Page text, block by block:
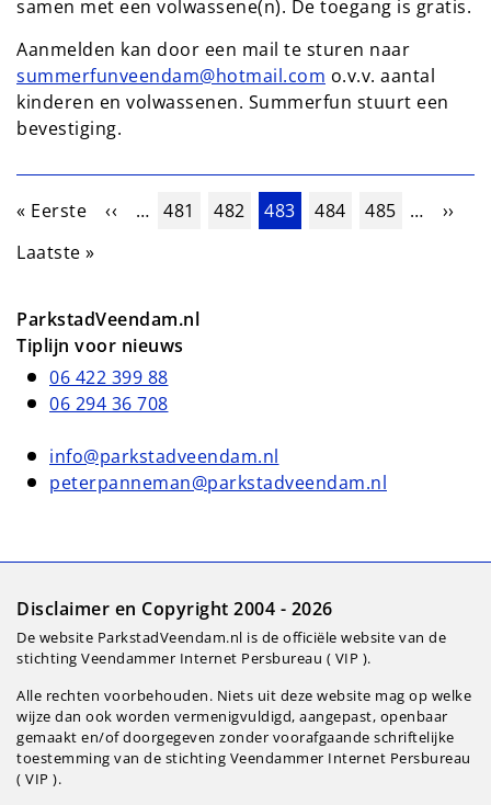
samen met een volwassene(n). De toegang is gratis.
Aanmelden kan door een mail te sturen naar
summerfunveendam@hotmail.com o.v.v. aantal
kinderen en volwassenen. Summerfun stuurt een
bevestiging.
Paginering
Eerste pagina
« Eerste Vorige pagina
‹‹ … Pagina
481 Pagina
482 Huidige pagina
483 Pagina
484 Pagina
485 …
››
Laatste pagina
Laatste »
ParkstadVeendam.nl
Tiplijn voor nieuws
06 422 399 88
06 294 36 708
info@parkstadveendam.nl
peterpanneman@parkstadveendam.nl
Disclaimer en Copyright 2004 - 2026
De website ParkstadVeendam.nl is de officiële website van de
stichting Veendammer Internet Persbureau ( VIP ).
Alle rechten voorbehouden. Niets uit deze website mag op welke
wijze dan ook worden vermenigvuldigd, aangepast, openbaar
gemaakt en/of doorgegeven zonder voorafgaande schriftelijke
toestemming van de stichting Veendammer Internet Persbureau
( VIP ).